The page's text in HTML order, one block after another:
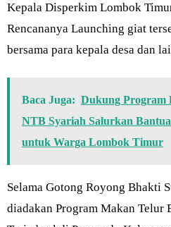
Kepala Disperkim Lombok
Rencananya Launching giat
bersama para kepala desa dan
Baca Juga: Dukung Program
NTB Syariah Salurkan
untuk Warga Lombok Timur
Selama Gotong Royong Bhakti
diadakan Program Makan Telur